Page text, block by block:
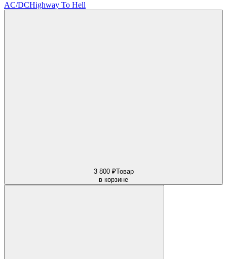
AC/DCHighway To Hell
3 800 ₽Товар
в корзине